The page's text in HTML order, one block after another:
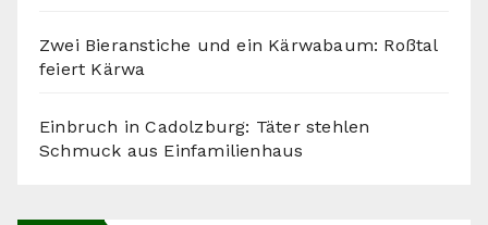
Zwei Bieranstiche und ein Kärwabaum: Roßtal
feiert Kärwa
Einbruch in Cadolzburg: Täter stehlen
Schmuck aus Einfamilienhaus